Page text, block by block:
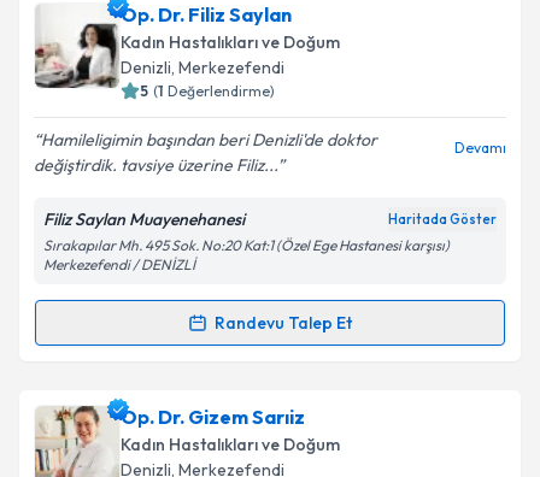
Prof. Dr. Erkan Alataşiçin randevu takvimi talebi
oluşturun. Size bu uzmandan randevu almanız için bir
takvim hazırlandığında e-posta ile bilgilendireceğiz.
Kişisel verilerimin işlenmesine ilişkin
Aydınlatma
Metni'ni okudum ve kişisel verilerimin belirtilen
kapsamda işlenmesini kabul ediyorum.
Takvim Talebini Gönder
Op. Dr. Filiz Saylan
Kadın Hastalıkları ve Doğum
Denizli, Merkezefendi
5 (1 Değerlendirme)
Hamileligimin başından beri Denizli'de doktor
değiştirdik. tavsiye üzerine Filiz...
Devamı
Filiz Saylan Muayenehanesi Haritada Göster
Sırakapılar Mh. 495 Sok. No:20 Kat:1 (Özel Ege Hastanesi karşısı)
Merkezefendi / DENİZLİ
Randevu Talep Et
Randevu Takvimi Talebi
Op. Dr. Filiz Saylaniçin randevu takvimi talebi
oluşturun. Size bu uzmandan randevu almanız için bir
takvim hazırlandığında e-posta ile bilgilendireceğiz.
Op. Dr. Gizem Sarıiz
Kadın Hastalıkları ve Doğum
Denizli, Merkezefendi